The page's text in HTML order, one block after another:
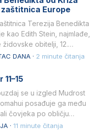
zaštitnica Europe
Terezija Benedikta
kao Edith Stein, najmlađe,
obitelji, 12.
DANA · 2 minute čitanja
se u izgled Mudrost
posađuje ga među
čovjeka po obličju
· 11 minute čitanja